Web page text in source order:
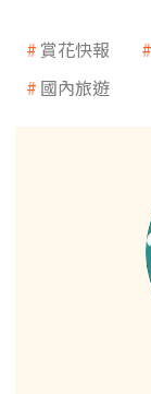
賞花快報
國內旅遊